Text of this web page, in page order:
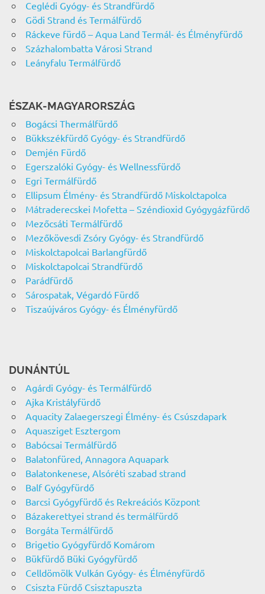
Ceglédi Gyógy- és Strandfürdő
Gödi Strand és Termálfürdő
Ráckeve fürdő – Aqua Land Termál- és Élményfürdő
Százhalombatta Városi Strand
Leányfalu Termálfürdő
ÉSZAK-MAGYARORSZÁG
Bogácsi Thermálfürdő
Bükkszékfürdő Gyógy- és Strandfürdő
Demjén Fürdő
Egerszalóki Gyógy- és Wellnessfürdő
Egri Termálfürdő
Ellipsum Élmény- és Strandfürdő Miskolctapolca
Mátraderecskei Mofetta – Széndioxid Gyógygázfürdő
Mezőcsáti Termálfürdő
Mezőkövesdi Zsóry Gyógy- és Strandfürdő
Miskolctapolcai Barlangfürdő
Miskolctapolcai Strandfürdő
Parádfürdő
Sárospatak, Végardó Fürdő
Tiszaújváros Gyógy- és Élményfürdő
DUNÁNTÚL
Agárdi Gyógy- és Termálfürdő
Ajka Kristályfürdő
Aquacity Zalaegerszegi Élmény- és Csúszdapark
Aquasziget Esztergom
Babócsai Termálfürdő
Balatonfüred, Annagora Aquapark
Balatonkenese, Alsóréti szabad strand
Balf Gyógyfürdő
Barcsi Gyógyfürdő és Rekreációs Központ
Bázakerettyei strand és termálfürdő
Borgáta Termálfürdő
Brigetio Gyógyfürdő Komárom
Bükfürdő Büki Gyógyfürdő
Celldömölk Vulkán Gyógy- és Élményfürdő
Csiszta Fürdő Csisztapuszta